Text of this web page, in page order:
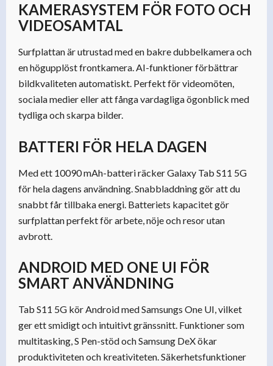
KAMERASYSTEM FÖR FOTO OCH
VIDEOSAMTAL
Surfplattan är utrustad med en bakre dubbelkamera och
en högupplöst frontkamera. AI-funktioner förbättrar
bildkvaliteten automatiskt. Perfekt för videomöten,
sociala medier eller att fånga vardagliga ögonblick med
tydliga och skarpa bilder.
BATTERI FÖR HELA DAGEN
Med ett 10090 mAh-batteri räcker Galaxy Tab S11 5G
för hela dagens användning. Snabbladdning gör att du
snabbt får tillbaka energi. Batteriets kapacitet gör
surfplattan perfekt för arbete, nöje och resor utan
avbrott.
ANDROID MED ONE UI FÖR
SMART ANVÄNDNING
Tab S11 5G kör Android med Samsungs One UI, vilket
ger ett smidigt och intuitivt gränssnitt. Funktioner som
multitasking, S Pen-stöd och Samsung DeX ökar
produktiviteten och kreativiteten. Säkerhetsfunktioner